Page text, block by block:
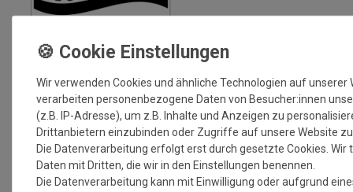
MEHR INFORMATIONEN ZUM EU VERANTWORTLICHEN »
Wir verwenden Cookies und ähnliche Technologien auf unserer
verarbeiten personenbezogene Daten von Besucher:innen
(z.B. IP-Adresse), um z.B. Inhalte und Anzeigen zu
Drittanbietern einzubinden oder Zugriffe auf unsere Website
Die Datenverarbeitung erfolgt erst durch gesetzte Cookies. Wir
Daten mit Dritten, die wir in den Einstellungen benennen.
Die Datenverarbeitung kann mit Einwilligung oder aufgrund